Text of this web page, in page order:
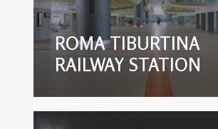
ROMA TIBURTINA
RAILWAY STATION